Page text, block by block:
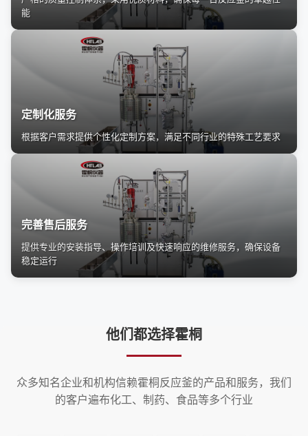
能
定制化服务
根据客户需求提供个性化定制方案，满足不同行业的特殊工艺要求
完善售后服务
提供专业的安装指导、操作培训及快速响应的维修服务，确保设备
稳定运行
他们都选择霍桐
众多知名企业和机构信赖霍桐反应釜的产品和服务，我们
的客户遍布化工、制药、食品等多个行业